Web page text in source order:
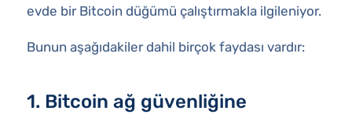
evde bir Bitcoin düğümü çalıştırmakla ilgileniyor.
Bunun aşağıdakiler dahil birçok faydası vardır:
1. Bitcoin ağ güvenliğine